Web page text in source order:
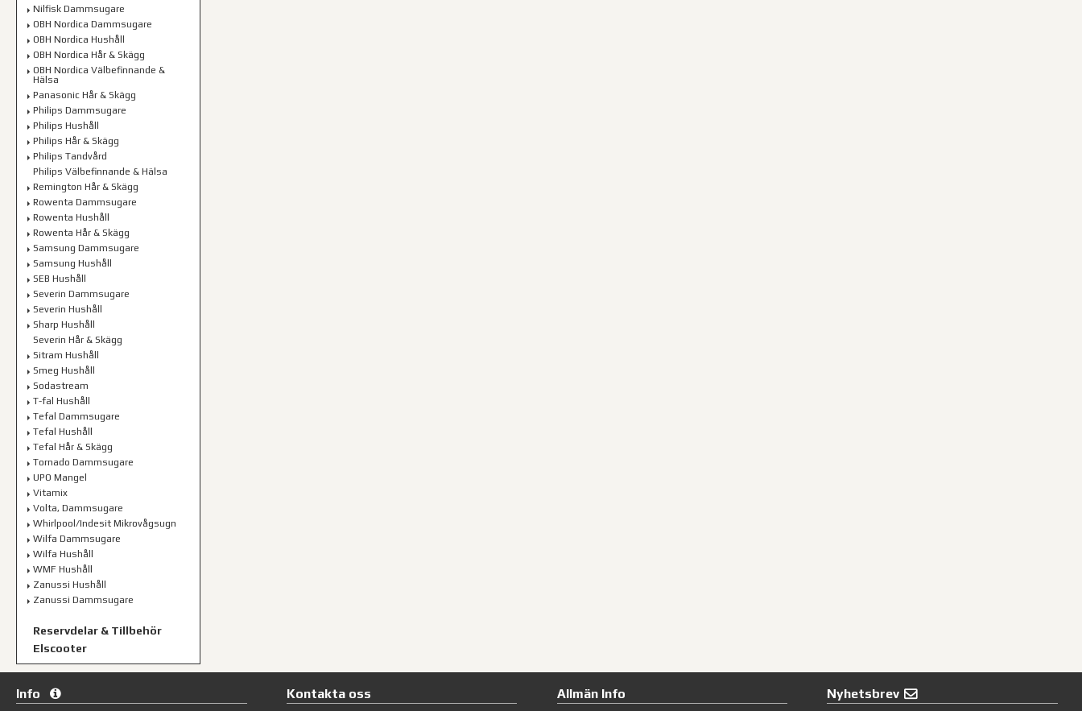
Nilfisk Dammsugare
OBH Nordica Dammsugare
OBH Nordica Hushåll
OBH Nordica Hår & Skägg
OBH Nordica Välbefinnande &
Hälsa
Panasonic Hår & Skägg
Philips Dammsugare
Philips Hushåll
Philips Hår & Skägg
Philips Tandvård
Philips Välbefinnande & Hälsa
Remington Hår & Skägg
Rowenta Dammsugare
Rowenta Hushåll
Rowenta Hår & Skägg
Samsung Dammsugare
Samsung Hushåll
SEB Hushåll
Severin Dammsugare
Severin Hushåll
Sharp Hushåll
Severin Hår & Skägg
Sitram Hushåll
Smeg Hushåll
Sodastream
T-fal Hushåll
Tefal Dammsugare
Tefal Hushåll
Tefal Hår & Skägg
Tornado Dammsugare
UPO Mangel
Vitamix
Volta, Dammsugare
Whirlpool/Indesit Mikrovågsugn
Wilfa Dammsugare
Wilfa Hushåll
WMF Hushåll
Zanussi Hushåll
Zanussi Dammsugare
Reservdelar & Tillbehör
Elscooter
Info Kontakta oss Allmän Info Nyhetsbrev